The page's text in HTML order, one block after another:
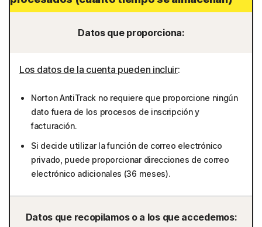
Datos que proporciona:
Los datos de la cuenta pueden incluir:
Norton AntiTrack no requiere que proporcione ningún
dato fuera de los procesos de inscripción y
facturación.
Si decide utilizar la función de correo electrónico
privado, puede proporcionar direcciones de correo
electrónico adicionales (36 meses).
Datos que recopilamos o a los que accedemos: